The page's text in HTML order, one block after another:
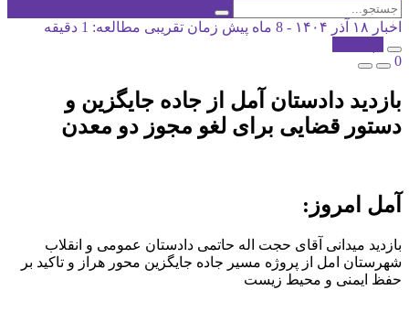
اخبار ۱۸ آذر ۱۴۰۴ - 8 ماه پیش
زمان تقریبی مطالعه: 1 دقیقه
0
بازدید دادستان آمل از جاده جایگزین و
دستور قضایی برای لغو مجوز دو معدن
آمل امروز:
بازدید میدانی آقای حجت اله حاتمی دادستان عمومی و انقلاب
شهرستان امل از پروژه‌ مسیر جاده جایگزین محور هراز و تاکید بر
حفظ ایمنی و محیط زیست